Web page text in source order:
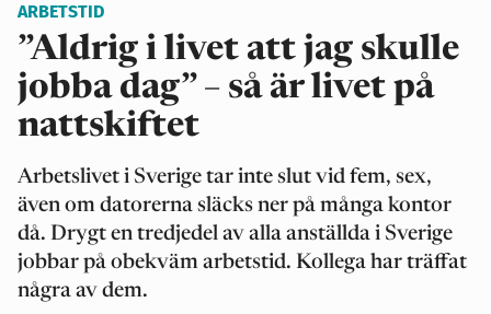
ARBETSTID
”Aldrig i livet att jag skulle
jobba dag” – så är livet på
nattskiftet
Arbetslivet i Sverige tar inte slut vid fem, sex,
även om datorerna släcks ner på många kontor
då. Drygt en tredjedel av alla anställda i Sverige
jobbar på obekväm arbetstid. Kollega har träffat
några av dem.